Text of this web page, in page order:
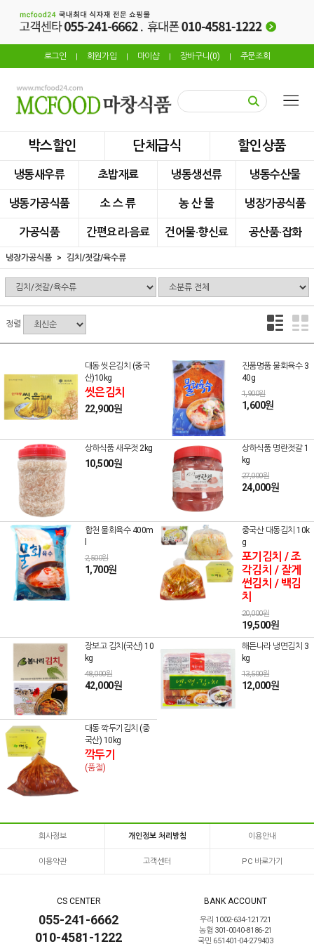
로그인 회원가입 마이샵 장바구니(0) 주문조회
박스할인 단체급식 할인상품
냉동새우류 초밥재료 냉동생선류 냉동수산물
냉동가공식품 소 스 류 농 산 물 냉장가공식품
가공식품 간편요리·음료 건어물·향신료 공산품·잡화
냉장가공식품 김치/젓갈/육수류
정렬
대동 씻은김치 (중국
산)10kg
씻은김치
22,900원
진품명품 물회육수 3
40g
1,900원
1,600원
상하식품 새우젓 2kg
10,500원
상하식품 명란젓갈 1
kg
27,000원
24,000원
합천 물회육수 400m
2,500원
1,700원
중국산 대동김치 10k
g
포기김치 / 조
각김치 / 잘게
썬김치 / 백김
치
20,000원
19,500원
장보고 김치(국산) 10
kg
48,000원
42,000원
해든나라 냉면김치 3
kg
13,500원
12,000원
대동 깍두기김치 (중
국산) 10kg
깍두기
(품절)
회사정보 개인정보 처리방침 이용안내
이용약관 고객센터 PC 바로가기
CS CENTER
055-241-6662
010-4581-1222
BANK ACCOUNT
우리 1002-634-121721
농협 301-0040-8186-21
국민 651401-04-279403